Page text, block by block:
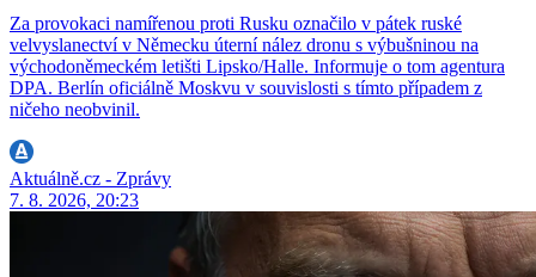
Za provokaci namířenou proti Rusku označilo v pátek ruské
velvyslanectví v Německu úterní nález dronu s výbušninou na
východoněmeckém letišti Lipsko/Halle. Informuje o tom agentura
DPA. Berlín oficiálně Moskvu v souvislosti s tímto případem z
ničeho neobvinil.
Aktuálně.cz - Zprávy
7. 8. 2026, 20:23